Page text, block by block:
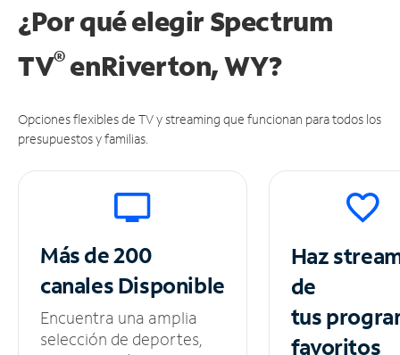
¿Por qué elegir Spectrum
TV®enRiverton, WY?
Opciones flexibles de TV y streaming que funcionan para todos los
presupuestos y familias.
Más de 200
canalesDisponible
Encuentra una amplia
selección de deportes,
Haz
de
tus
favoritos